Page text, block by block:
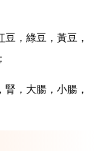
，綠豆，黃豆，
，大腸，小腸，